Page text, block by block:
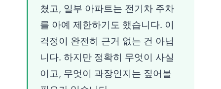
쳤고, 일부 아파트는 전기차 주차
를 아예 제한하기도 했습니다. 이
걱정이 완전히 근거 없는 건 아닙
니다. 하지만 정확히 무엇이 사실
이고, 무엇이 과장인지는 짚어볼